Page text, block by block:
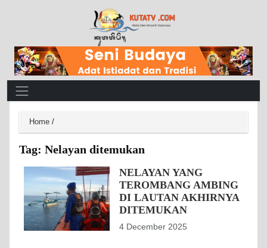
Main Navigation
Home /
Tag: Nelayan ditemukan
NELAYAN YANG
TEROMBANG AMBING
DI LAUTAN AKHIRNYA
DITEMUKAN
4 December 2025